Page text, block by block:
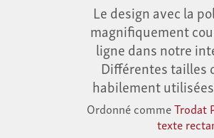
Le design avec la
magnifiquement
ligne dans notre
Différentes tailles
habilement
Ordonné commeTrodat
texte